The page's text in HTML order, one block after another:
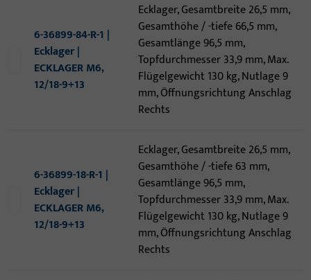
6-36899-84-R-1 |
Ecklager |
ECKLAGER M6,
12/18-9+13
Ecklager, Gesamtbreite 26,5 mm,
Gesamthöhe / -tiefe 66,5 mm,
Gesamtlänge 96,5 mm,
Topfdurchmesser 33,9 mm, Max.
Flügelgewicht 130 kg, Nutlage 9
mm, Öffnungsrichtung Anschlag
Rechts
6-36899-18-R-1 |
Ecklager |
ECKLAGER M6,
12/18-9+13
Ecklager, Gesamtbreite 26,5 mm,
Gesamthöhe / -tiefe 63 mm,
Gesamtlänge 96,5 mm,
Topfdurchmesser 33,9 mm, Max.
Flügelgewicht 130 kg, Nutlage 9
mm, Öffnungsrichtung Anschlag
Rechts